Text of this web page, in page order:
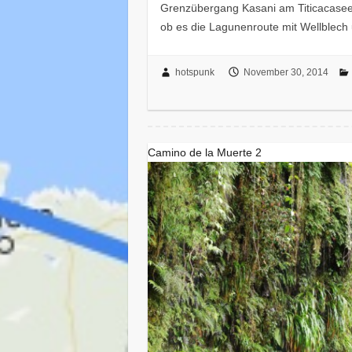
Grenzübergang Kasani am
ob es die Lagunenroute mit
hotspunk November 30, 2014
Camino de la Muerte 2